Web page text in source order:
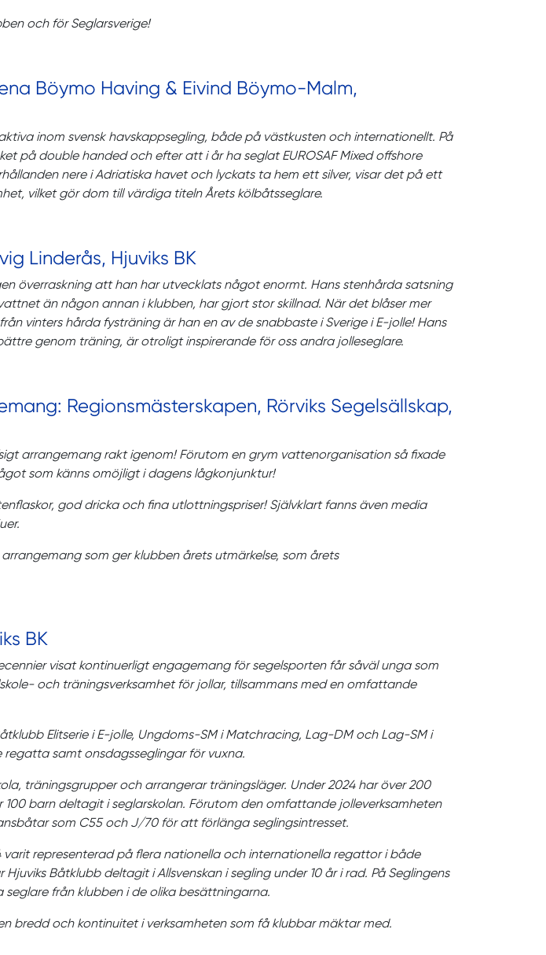
och för Seglarsverige!
Böymo Having & Eivind Böymo-Malm,
inom svensk havskappsegling, både på västkusten och internationellt. På
på double handed och efter att i år ha seglat EUROSAF Mixed offshore
nere i Adriatiska havet och lyckats ta hem ett silver, visar det på ett
vilket gör dom till värdiga titeln Årets kölbåtsseglare.
Linderås, Hjuviks BK
överraskning att han har utvecklats något enormt. Hans stenhårda satsning
än någon annan i klubben, har gjort stor skillnad. När det blåser mer
vinters hårda fysträning är han en av de snabbaste i Sverige i E-jolle! Hans
genom träning, är otroligt inspirerande för oss andra jolleseglare.
Regionsmästerskapen, Rörviks Segelsällskap,
arrangemang rakt igenom! Förutom en grym vattenorganisation så fixade
som känns omöjligt i dagens lågkonjunktur!
god dricka och fina utlottningspriser! Självklart fanns även media
som ger klubben årets utmärkelse, som årets
BK
visat kontinuerligt engagemang för segelsporten får såväl unga som
och träningsverksamhet för jollar, tillsammans med en omfattande
Elitserie i E-jolle, Ungdoms-SM i Matchracing, Lag-DM och Lag-SM i
samt onsdagsseglingar för vuxna.
träningsgrupper och arrangerar träningsläger. Under 2024 har över 200
barn deltagit i seglarskolan. Förutom den omfattande jolleverksamheten
som C55 och J/70 för att förlänga seglingsintresset.
varit representerad på flera nationella och internationella regattor i både
Båtklubb deltagit i Allsvenskan i segling under 10 år i rad. På Seglingens
från klubben i de olika besättningarna.
bredd och kontinuitet i verksamheten som få klubbar mäktar med.